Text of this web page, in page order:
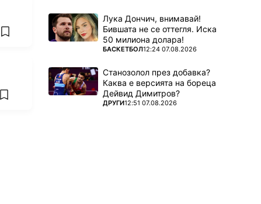
add favorites
add favorites
Лука Дончич, внимавай!
Бившата не се оттегля. Иска
50 милиона долара!
ПОВЕЧЕ ОТ
БАСКЕТБОЛ12:24 07.08.2026
Станозолол през добавка?
Каква е версията на бореца
Дейвид Димитров?
ПОВЕЧЕ ОТ
ДРУГИ12:51 07.08.2026